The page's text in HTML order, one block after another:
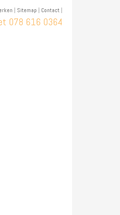
| Sitemap | Contact|
078 616 0364